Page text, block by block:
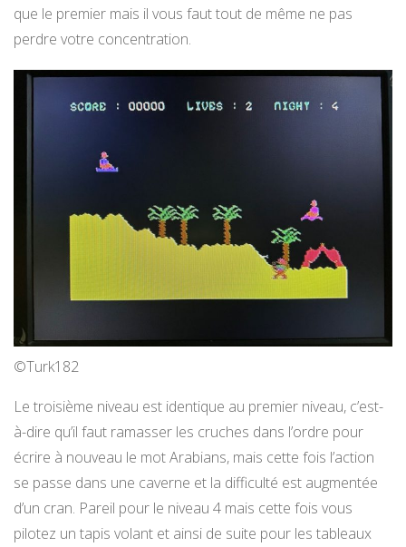
que le premier mais il vous faut tout de même ne pas
perdre votre concentration.
©Turk182
Le troisième niveau est identique au premier niveau, c’est-
à-dire qu’il faut ramasser les cruches dans l’ordre pour
écrire à nouveau le mot Arabians, mais cette fois l’action
se passe dans une caverne et la difficulté est augmentée
d’un cran. Pareil pour le niveau 4 mais cette fois vous
pilotez un tapis volant et ainsi de suite pour les tableaux